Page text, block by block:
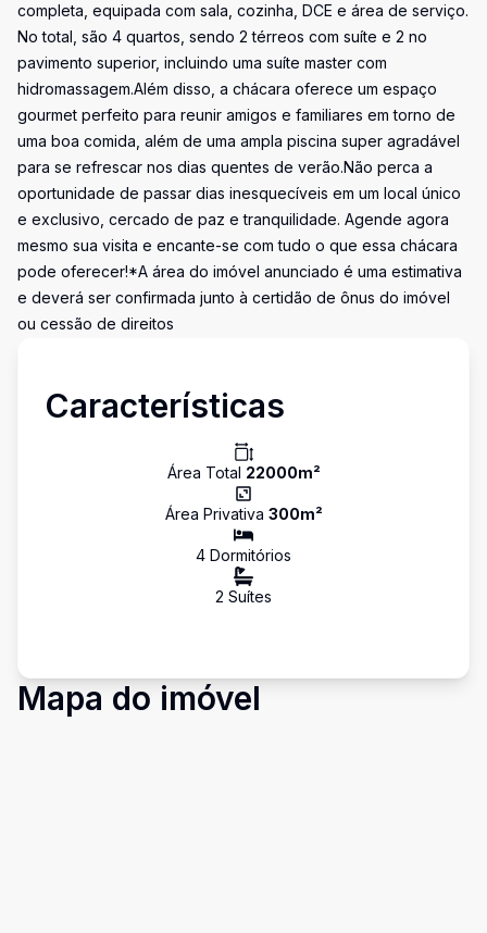
completa, equipada com sala, cozinha, DCE e área de serviço.
No total, são 4 quartos, sendo 2 térreos com suíte e 2 no
pavimento superior, incluindo uma suíte master com
hidromassagem.Além disso, a chácara oferece um espaço
gourmet perfeito para reunir amigos e familiares em torno de
uma boa comida, além de uma ampla piscina super agradável
para se refrescar nos dias quentes de verão.Não perca a
oportunidade de passar dias inesquecíveis em um local único
e exclusivo, cercado de paz e tranquilidade. Agende agora
mesmo sua visita e encante-se com tudo o que essa chácara
pode oferecer!*A área do imóvel anunciado é uma estimativa
e deverá ser confirmada junto à certidão de ônus do imóvel
ou cessão de direitos
Características
Área Total 22000m²
Área Privativa 300m²
4 Dormitórios
2 Suítes
Mapa do imóvel